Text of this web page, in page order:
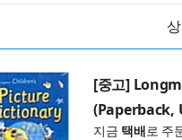
[중고]
(Paperback,
지금 택배로 주